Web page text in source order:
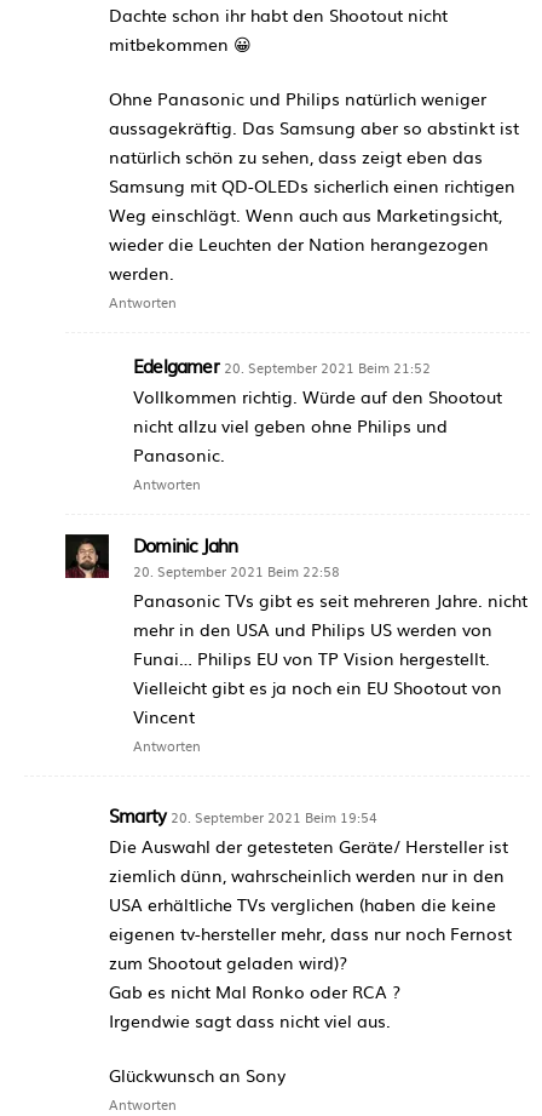
Dachte schon ihr habt den Shootout nicht
mitbekommen 😀
Ohne Panasonic und Philips natürlich weniger
aussagekräftig. Das Samsung aber so abstinkt ist
natürlich schön zu sehen, dass zeigt eben das
Samsung mit QD-OLEDs sicherlich einen richtigen
Weg einschlägt. Wenn auch aus Marketingsicht,
wieder die Leuchten der Nation herangezogen
werden.
Antworten
Edelgamer 20. September 2021 Beim 21:52
Vollkommen richtig. Würde auf den Shootout
nicht allzu viel geben ohne Philips und
Panasonic.
Antworten
Dominic Jahn
20. September 2021 Beim 22:58
Panasonic TVs gibt es seit mehreren Jahre. nicht
mehr in den USA und Philips US werden von
Funai… Philips EU von TP Vision hergestellt.
Vielleicht gibt es ja noch ein EU Shootout von
Vincent
Antworten
Smarty 20. September 2021 Beim 19:54
Die Auswahl der getesteten Geräte/ Hersteller ist
ziemlich dünn, wahrscheinlich werden nur in den
USA erhältliche TVs verglichen (haben die keine
eigenen tv-hersteller mehr, dass nur noch Fernost
zum Shootout geladen wird)?
Gab es nicht Mal Ronko oder RCA ?
Irgendwie sagt dass nicht viel aus.
Glückwunsch an Sony
Antworten